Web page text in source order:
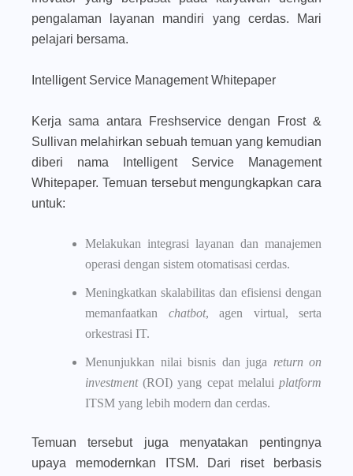
pengalaman layanan mandiri yang cerdas. Mari
pelajari bersama.
Intelligent Service Management Whitepaper
Kerja sama antara Freshservice dengan Frost &
Sullivan melahirkan sebuah temuan yang kemudian
diberi nama Intelligent Service Management
Whitepaper. Temuan tersebut mengungkapkan cara
untuk:
Melakukan integrasi layanan dan manajemen
operasi dengan sistem otomatisasi cerdas.
Meningkatkan skalabilitas dan efisiensi dengan
memanfaatkan chatbot, agen virtual, serta
orkestrasi IT.
Menunjukkan nilai bisnis dan juga return on
investment(ROI) yang cepat melaluiplatform
ITSM yang lebih modern dan cerdas.
Temuan tersebut juga menyatakan pentingnya
upaya memodernkan ITSM. Dari riset berbasis